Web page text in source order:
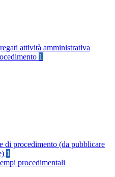
attività amministrativa
1
di procedimento (da pubblicare
1
procedimentali